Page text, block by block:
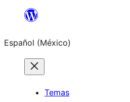
Saltar
contenido
Español (México)
Temas